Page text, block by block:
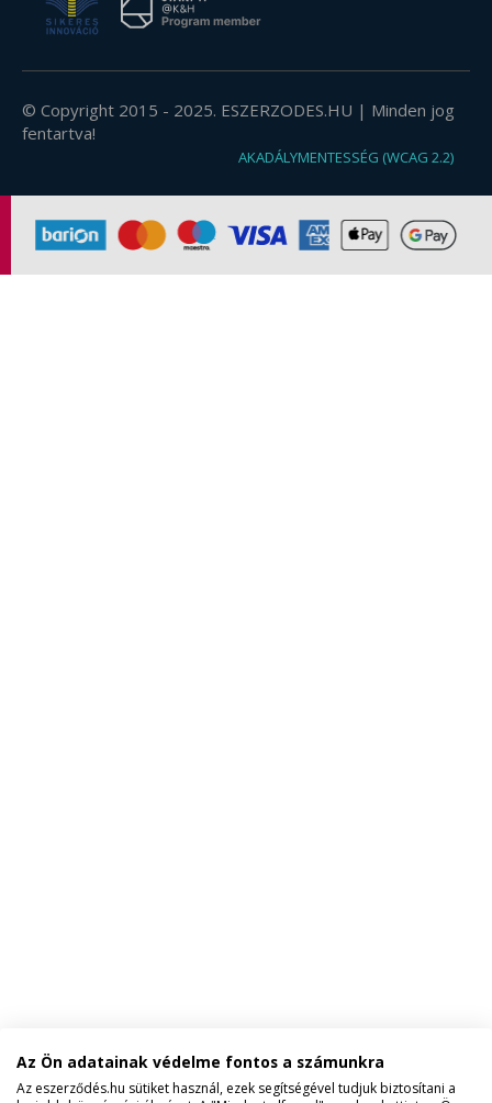
© Copyright 2015 - 2025. ESZERZODES.HU | Minden jog
fentartva!
AKADÁLYMENTESSÉG (WCAG 2.2)
Az Ön adatainak védelme fontos a számunkra
Az eszerződés.hu sütiket használ, ezek segítségével tudjuk biztosítani a